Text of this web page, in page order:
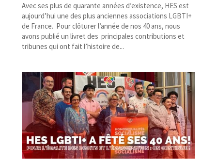
Avec ses plus de quarante années d’existence, HES est
aujourd’hui une des plus anciennes associations LGBTI+
de France. Pour clôturer l’année de nos 40 ans, nous
avons publié un livret des principales contributions et
tribunes qui ont fait l’histoire de...